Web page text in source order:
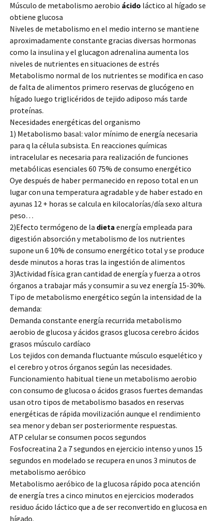
Músculo de metabolismo aerobio ácido láctico al hígado se
obtiene glucosa
Niveles de metabolismo en el medio interno se mantiene
aproximadamente constante gracias diversas hormonas
como la insulina y el glucagon adrenalina aumenta los
niveles de nutrientes en situaciones de estrés
Metabolismo normal de los nutrientes se modifica en caso
de falta de alimentos primero reservas de glucógeno en
hígado luego triglicéridos de tejido adiposo más tarde
proteínas.
Necesidades energéticas del organismo
1) Metabolismo basal: valor mínimo de energía necesaria
para q la célula subsista. En reacciones químicas
intracelular es necesaria para realización de funciones
metabólicas esenciales 60 75% de consumo energético
Oye después de haber permanecido en reposo total en un
lugar con una temperatura agradable y de haber estado en
ayunas 12 + horas se calcula en kilocalorías/día sexo altura
peso…
2)Efecto termógeno de la dieta energía empleada para
digestión absorción y metabolismo de los nutrientes
supone un 6 10% de consumo energético total y se produce
desde minutos a horas tras la ingestión de alimentos
3)Actividad física gran cantidad de energía y fuerza a otros
órganos a trabajar más y consumir a su vez energía 15-30%.
Tipo de metabolismo energético según la intensidad de la
demanda:
Demanda constante energía recurrida metabolismo
aerobio de glucosa y ácidos grasos glucosa cerebro ácidos
grasos músculo cardíaco
Los tejidos con demanda fluctuante músculo esquelético y
el cerebro y otros órganos según las necesidades.
Funcionamiento habitual tiene un metabolismo aerobio
con consumo de glucosa o ácidos grasos fuertes demandas
usan otro tipos de metabolismo basados en reservas
energéticas de rápida movilización aunque el rendimiento
sea menor y deban ser posteriormente respuestas.
ATP celular se consumen pocos segundos
Fosfocreatina 2 a 7 segundos en ejercicio intenso y unos 15
segundos en modelado se recupera en unos 3 minutos de
metabolismo aeróbico
Metabolismo aeróbico de la glucosa rápido poca atención
de energía tres a cinco minutos en ejercicios moderados
residuo ácido láctico que a de ser reconvertido en glucosa en
hígado.